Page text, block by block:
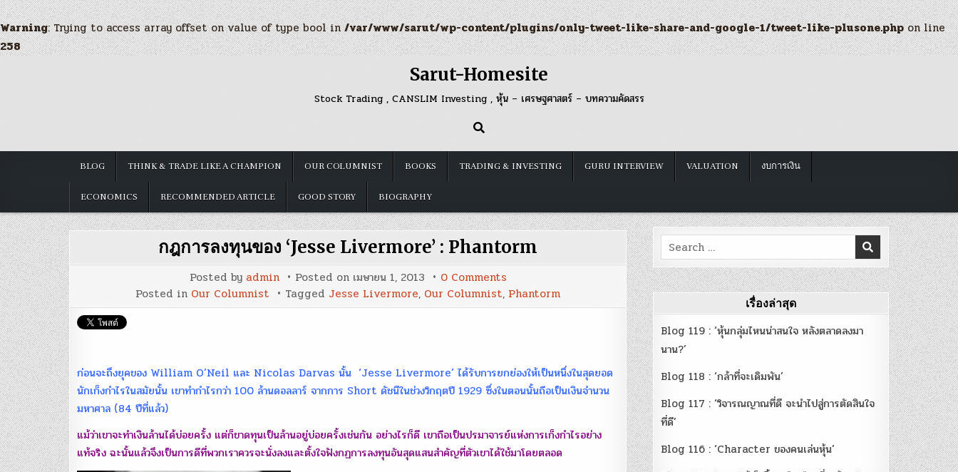
Warning: Trying to access array offset on value of type bool in/var/www/sarut/wp-content/plugins/only-tweet-like-share-and-google-1/tweet-like-plusone.phpon line
258
Sarut-Homesite
Stock Trading , CANSLIM Investing , หุ้น – เศรษฐศาสตร์ – บทความคัดสรร
BLOG THINK & TRADE LIKE A CHAMPION OUR COLUMNIST BOOKS TRADING & INVESTING GURU INTERVIEW VALUATION งบการเงิน
ECONOMICS RECOMMENDED ARTICLE GOOD STORY BIOGRAPHY
กฎการลงทุนของ ‘Jesse Livermore’ : Phantorm
Posted by admin Posted on เมษายน 1, 2013 0 Commentson
กฎ
การ
ลงทุน
Posted in Our Columnist Tagged Jesse Livermore, Our Columnist, Phantorm
ก่อนจะถึงยุคของ William O’Neil และ Nicolas Darvas นั้น ‘Jesse Livermore’ ได้รับการยกย่องให้เป็นหนึ่งในสุดยอด
นักเก็งกำไรในสมัยนั้น เขาทำกำไรกว่า 100 ล้านดอลลาร์ จากการ Short ดัชนีในช่วงวิกฤตปี 1929 ซึ่งในตอนนั้นถือเป็นเงินจำนวน
มหาศาล (84 ปีที่แล้ว)
แม้ว่าเขาจะทำเงินล้านได้บ่อยครั้ง แต่ก็ขาดทุนเป็นล้านอยู่บ่อยครั้งเช่นกัน อย่างไรก็ดี เขาถือเป็นปรมาจารย์แห่งการเก็งกำไรอย่าง
แท้จริง ฉะนั้นแล้วจึงเป็นการดีที่พวกเราควรจะนั่งลงและตั้งใจฟังกฏการลงทุนอันสุดแสนสำคัญที่ตัวเขาได้ใช้มาโดยตลอด
Search
for:
เรื่องล่าสุด
Blog 119 : ‘หุ้นกลุ่มไหนน่าสนใจ หลังตลาดลงมา
นาน?’
Blog 118 : ‘กล้าที่จะเดิมพัน’
Blog 117 : ‘วิจารณญาณที่ดี จะนำไปสู่การตัดสินใจ
ที่ดี’
Blog 116 : ‘Character ของคนเล่นหุ้น’